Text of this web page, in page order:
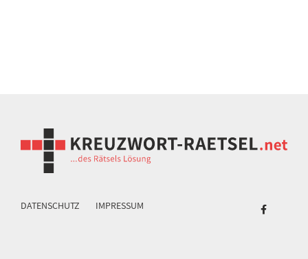
DATENSCHUTZ IMPRESSUM